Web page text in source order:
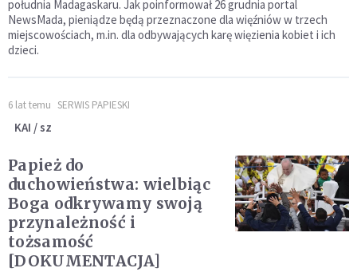
południa Madagaskaru. Jak poinformował 26 grudnia portal
NewsMada, pieniądze będą przeznaczone dla więźniów w trzech
miejscowościach, m.in. dla odbywających karę więzienia kobiet i ich
dzieci.
6 lat temu SERWIS PAPIESKI
KAI / sz
Papież do
duchowieństwa: wielbiąc
Boga odkrywamy swoją
przynależność i
tożsamość
[DOKUMENTACJA]